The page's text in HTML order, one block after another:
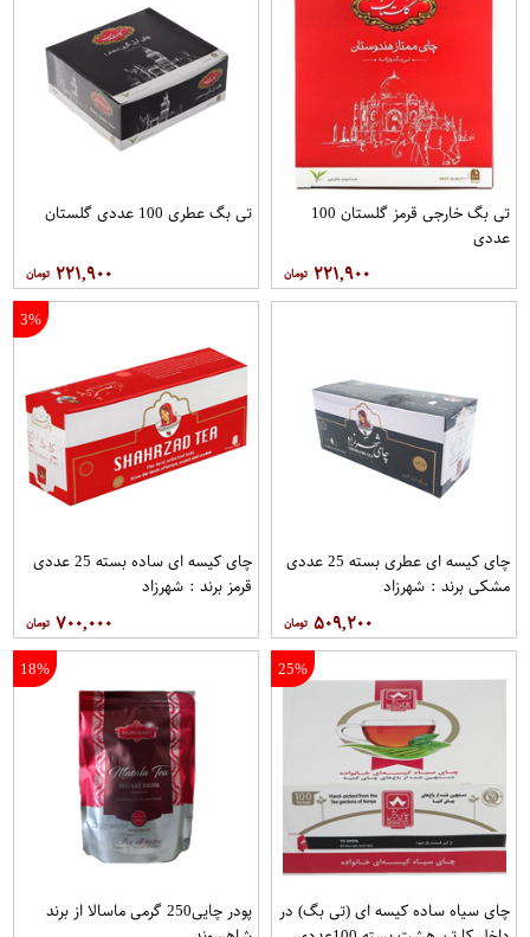
تی بگ خارجی قرمز گلستان 100
عددی
۲۲۱,۹۰۰
تی بگ عطری 100 عددی گلستان
۲۲۱,۹۰۰
چای کیسه ای عطری بسته 25 عددی
مشکی برند : شهرزاد
۵۰۹,۲۰۰
3%
چای کیسه ای ساده بسته 25 عددی
قرمز برند : شهرزاد
۷۰۰,۰۰۰
25%
چای سیاه ساده کیسه ای (تی بگ) در
18%
پودر چایی250 گرمی ماسالا از برند